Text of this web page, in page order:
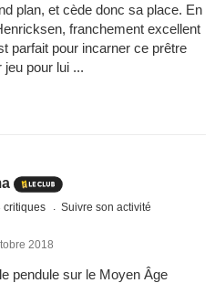
plan, et cède donc sa place. En
franchement excellent
parfait pour incarner ce prêtre
jeu pour lui ...
critiques Suivre son activité
2018
pendule sur le Moyen Âge